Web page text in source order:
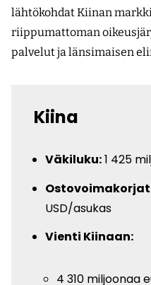
lähtökohdat Kiinan
riippumattoman
palvelut ja länsimaisen
Kiina
Väkiluku:1 425
USD/asukas
Vienti Kiinaan:
4 310 miljoonaa